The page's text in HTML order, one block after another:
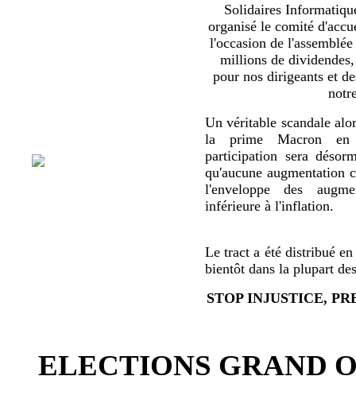
Solidaires
organisé le comité
l'occasion de
millions de
pour nos dirigeants et
Un véritable scandale
la prime Macron
participation sera
qu'aucune augmentation
l'enveloppe des
inférieure à l'inflation.
Le tract a été distribué en
bientôt dans la plupart
STOP INJUSTICE,
ELECTIONS GRAND